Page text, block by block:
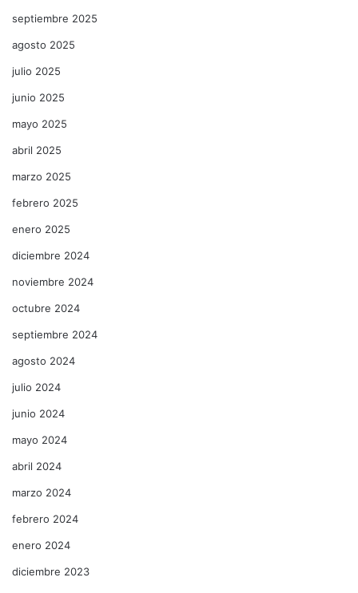
septiembre 2025
agosto 2025
julio 2025
junio 2025
mayo 2025
abril 2025
marzo 2025
febrero 2025
enero 2025
diciembre 2024
noviembre 2024
octubre 2024
septiembre 2024
agosto 2024
julio 2024
junio 2024
mayo 2024
abril 2024
marzo 2024
febrero 2024
enero 2024
diciembre 2023